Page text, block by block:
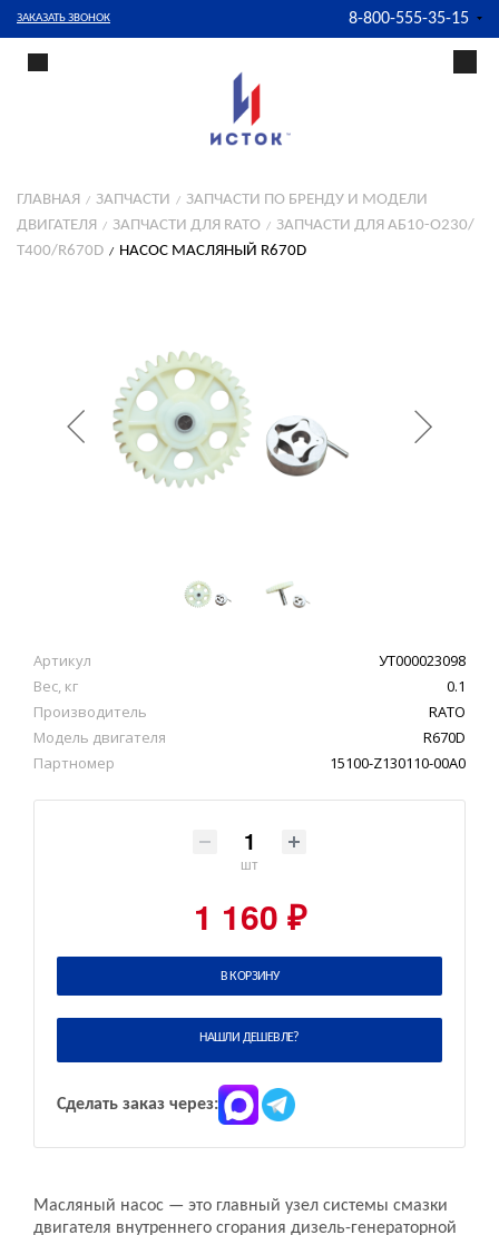
ЗАКАЗАТЬ ЗВОНОК 8-800-555-35-15
ГЛАВНАЯ ЗАПЧАСТИ
ЗАПЧАСТИ ПО БРЕНДУ И МОДЕЛИ
ДВИГАТЕЛЯ
ЗАПЧАСТИ ДЛЯ RATO
ЗАПЧАСТИ ДЛЯ АБ10-О230/
Т400/R670D
НАСОС МАСЛЯНЫЙ R670D
Артикул
УТ000023098
Вес, кг
0.1
Производитель
RATO
Модель двигателя
R670D
Партномер
15100-Z130110-00A0
шт
1 160 ₽
В КОРЗИНУ
НАШЛИ ДЕШЕВЛЕ?
Сделать заказ через:
Масляный насос — это главный узел системы смазки
двигателя внутреннего сгорания дизель-генераторной